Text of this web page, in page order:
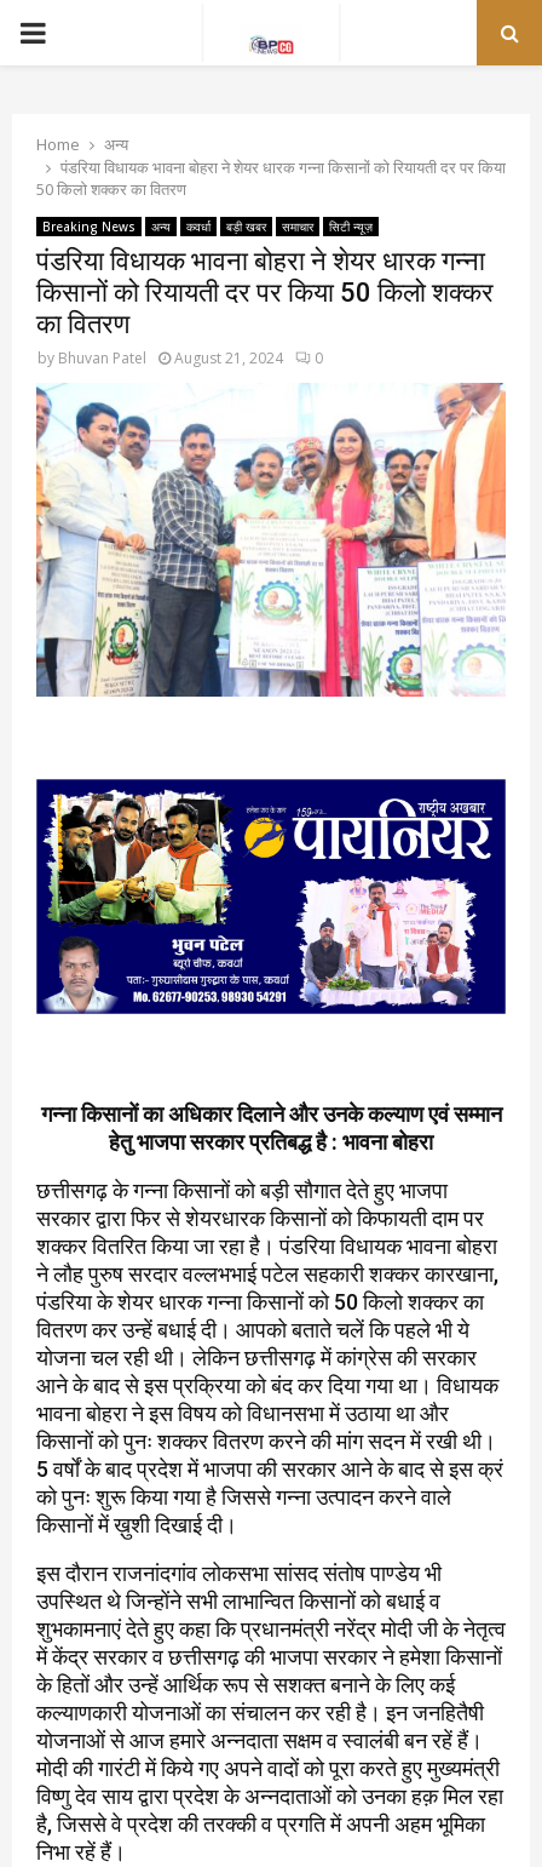
PRIMARY
Home
अन्य
पंडरिया विधायक भावना बोहरा ने शेयर धारक गन्ना किसानों को रियायती दर पर किया
50 किलो शक्कर का वितरण
Breaking News अन्य कवर्धा बड़ी खबर समाचार सिटी न्यूज़
पंडरिया विधायक भावना बोहरा ने शेयर धारक गन्ना
किसानों को रियायती दर पर किया 50 किलो शक्कर
का वितरण
by Bhuvan Patel August 21, 2024 0
गन्ना किसानों का अधिकार दिलाने और उनके कल्याण एवं सम्मान
हेतु भाजपा सरकार प्रतिबद्ध है : भावना बोहरा
छत्तीसगढ़ के गन्ना किसानों को बड़ी सौगात देते हुए भाजपा
सरकार द्वारा फिर से शेयरधारक किसानों को किफायती दाम पर
शक्कर वितरित किया जा रहा है। पंडरिया विधायक भावना बोहरा
ने लौह पुरुष सरदार वल्लभभाई पटेल सहकारी शक्कर कारखाना,
पंडरिया के शेयर धारक गन्ना किसानों को 50 किलो शक्कर का
वितरण कर उन्हें बधाई दी। आपको बताते चलें कि पहले भी ये
योजना चल रही थी। लेकिन छत्तीसगढ़ में कांग्रेस की सरकार
आने के बाद से इस प्रक्रिया को बंद कर दिया गया था। विधायक
भावना बोहरा ने इस विषय को विधानसभा में उठाया था और
किसानों को पुनः शक्कर वितरण करने की मांग सदन में रखी थी।
5 वर्षों के बाद प्रदेश में भाजपा की सरकार आने के बाद से इस क्रं
को पुनः शुरू किया गया है जिससे गन्ना उत्पादन करने वाले
किसानों में ख़ुशी दिखाई दी।
इस दौरान राजनांदगांव लोकसभा सांसद संतोष पाण्डेय भी
उपस्थित थे जिन्होंने सभी लाभान्वित किसानों को बधाई व
शुभकामनाएं देते हुए कहा कि प्रधानमंत्री नरेंद्र मोदी जी के नेतृत्व
में केंद्र सरकार व छत्तीसगढ़ की भाजपा सरकार ने हमेशा किसानों
के हितों और उन्हें आर्थिक रूप से सशक्त बनाने के लिए कई
कल्याणकारी योजनाओं का संचालन कर रही है। इन जनहितैषी
योजनाओं से आज हमारे अन्नदाता सक्षम व स्वालंबी बन रहें हैं।
मोदी की गारंटी में किये गए अपने वादों को पूरा करते हुए मुख्यमंत्री
विष्णु देव साय द्वारा प्रदेश के अन्नदाताओं को उनका हक़ मिल रहा
है, जिससे वे प्रदेश की तरक्की व प्रगति में अपनी अहम भूमिका
निभा रहें हैं।